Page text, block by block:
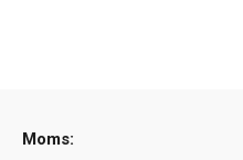
Moms: